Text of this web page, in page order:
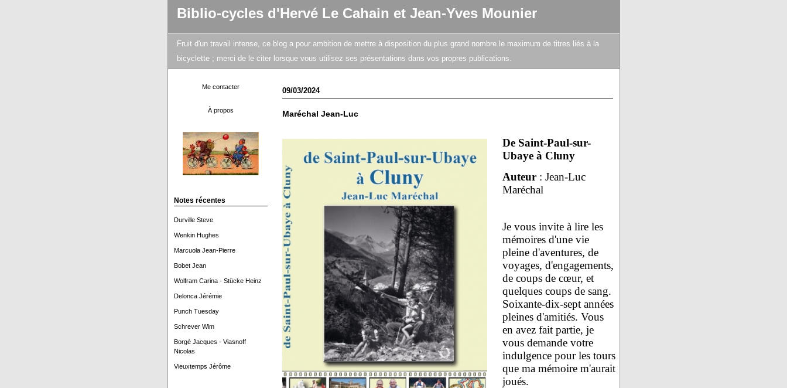
Biblio-cycles d'Hervé Le Cahain et Jean-Yves Mounier
Fruit d'un travail intense, ce blog a pour ambition de mettre à disposition du plus grand nombre le maximum de titres liés à la
bicyclette ; merci de le citer lorsque vous utilisez ses présentations dans vos propres publications.
Me contacter
À propos
Notes récentes
Durville Steve
Wenkin Hughes
Marcuola Jean-Pierre
Bobet Jean
Wolfram Carina - Stücke Heinz
Delonca Jérémie
Punch Tuesday
Schrever Wim
Borgé Jacques - Viasnoff
Nicolas
Vieuxtemps Jérôme
09/03/2024
Maréchal Jean-Luc
De Saint-Paul-sur-
Ubaye à Cluny
Auteur: Jean-Luc
Maréchal
Je vous invite à lire les
mémoires d'une vie
pleine d'aventures, de
voyages, d'engagements,
de coups de cœur, et
quelques coups de sang.
Soixante-dix-sept années
pleines d'amitiés. Vous
en avez fait partie, je
vous demande votre
indulgence pour les tours
que ma mémoire m'aurait
joués.